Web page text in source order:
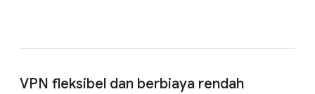
VPN fleksibel dan berbiaya rendah